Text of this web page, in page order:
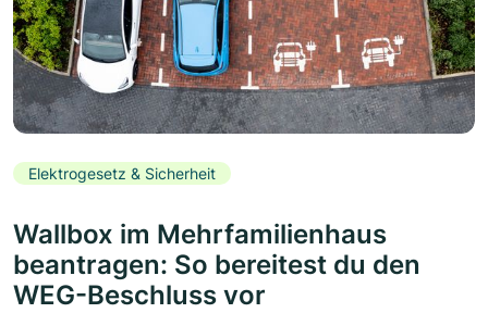
Elektrogesetz & Sicherheit
Wallbox im Mehrfamilienhaus
beantragen: So bereitest du den
WEG-Beschluss vor